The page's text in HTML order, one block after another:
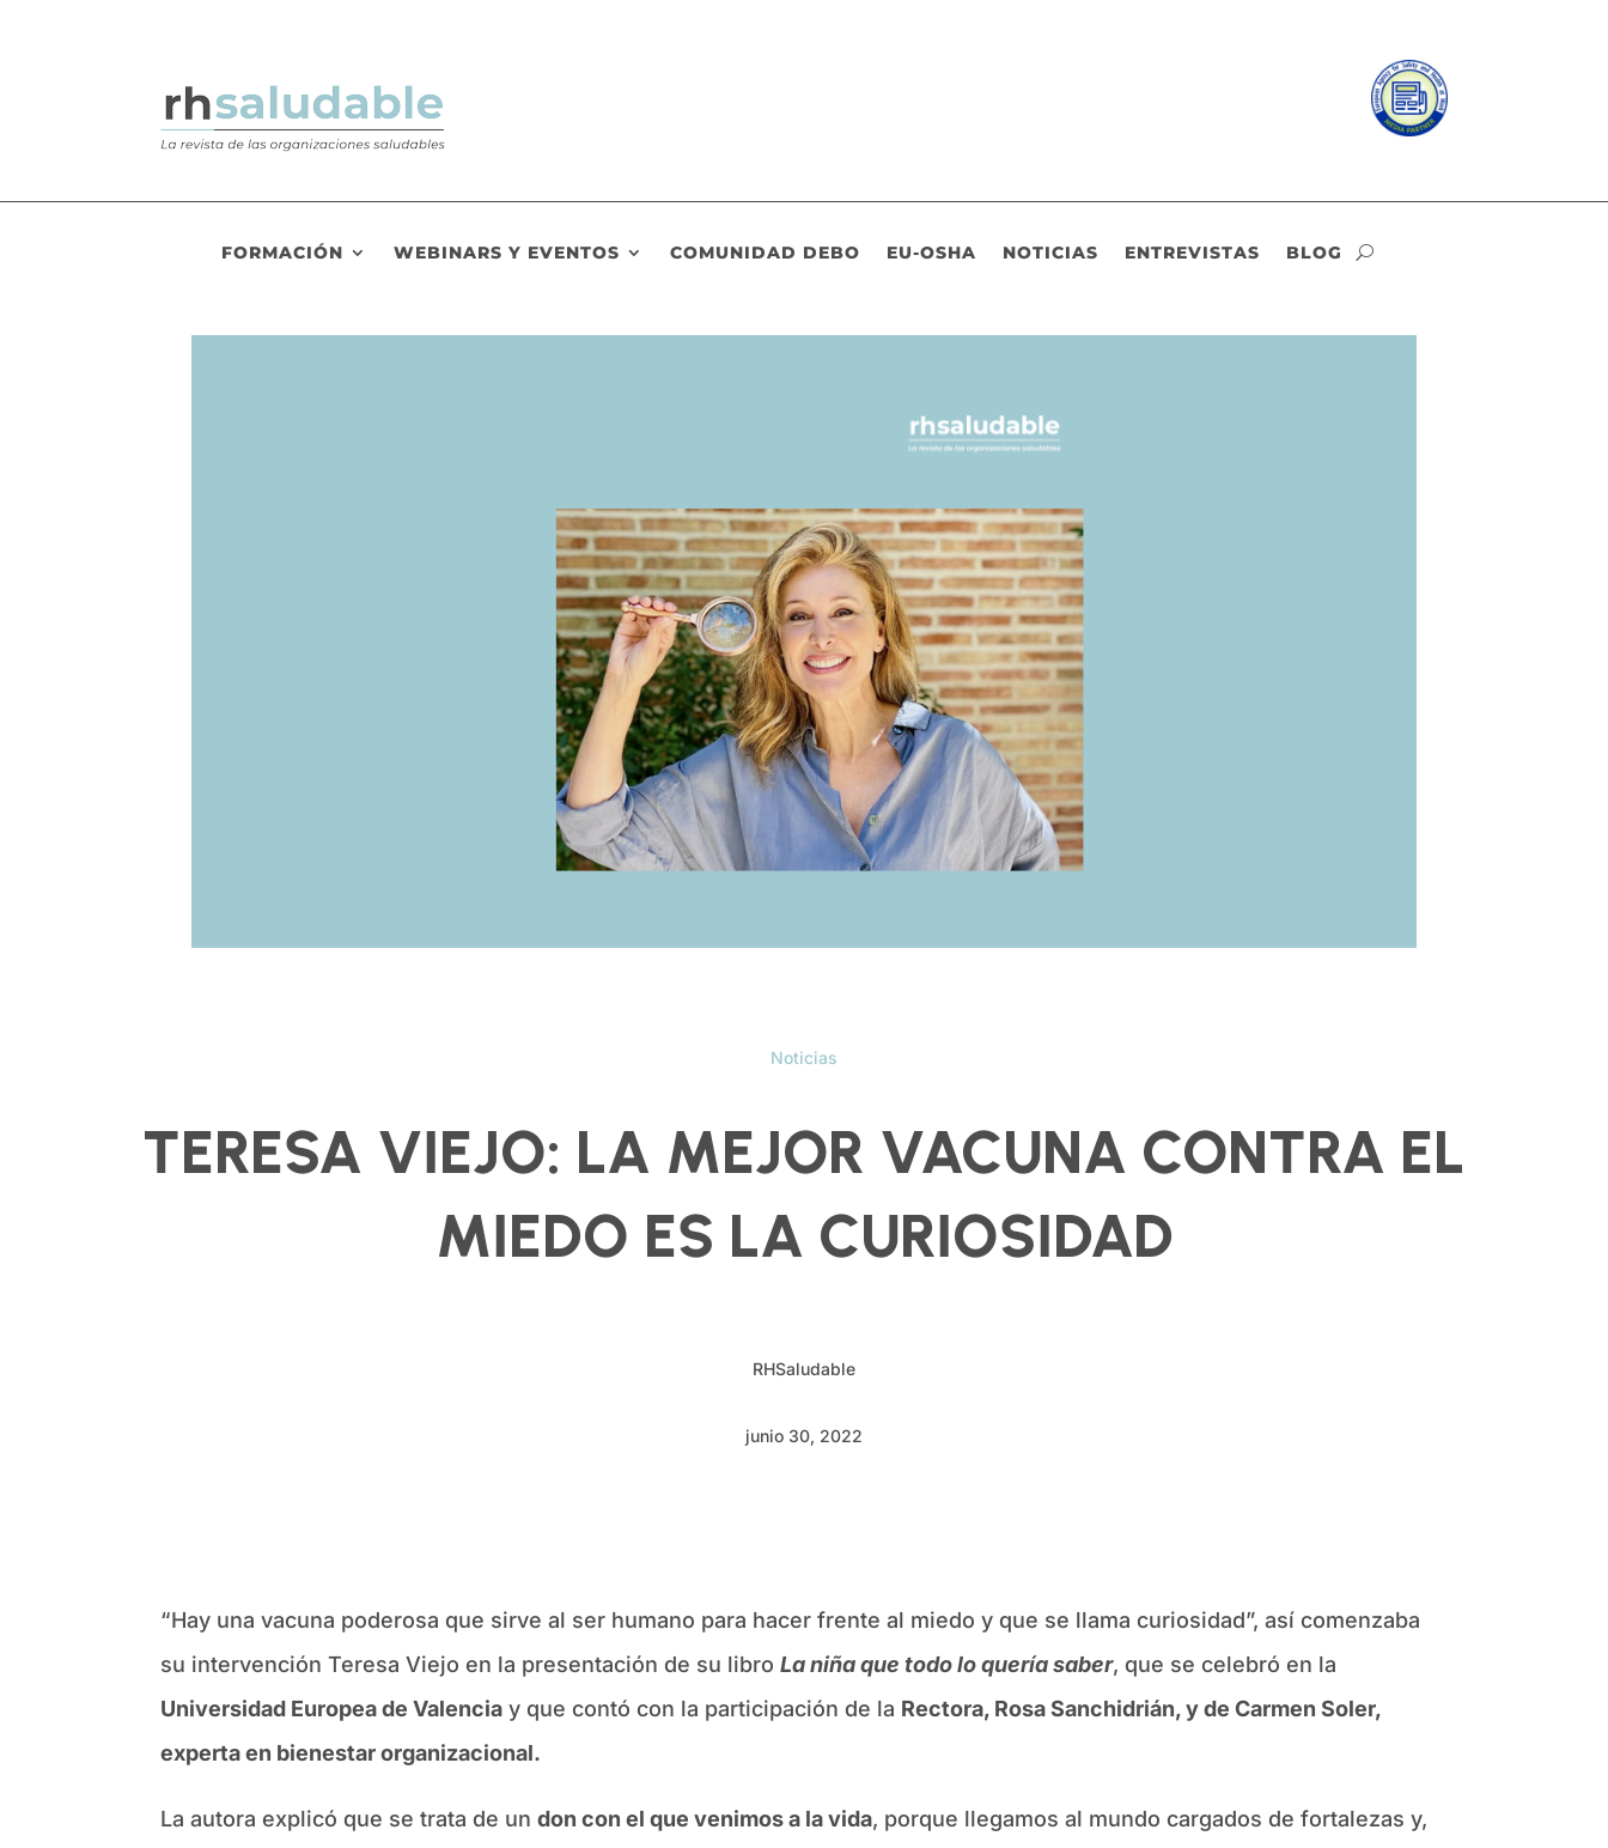
FORMACIÓN WEBINARS Y EVENTOS COMUNIDAD DEBO EU-OSHA NOTICIAS ENTREVISTAS BLOG
Noticias
TERESA VIEJO: LA MEJOR VACUNA CONTRA EL
MIEDO ES LA CURIOSIDAD
RHSaludable
junio 30, 2022
“Hay una vacuna poderosa que sirve al ser humano para hacer frente al miedo y que se llama curiosidad”, así comenzaba
su intervención Teresa Viejo en la presentación de su libroLa niña que todo lo quería saber, que se celebró en la
Universidad Europea de Valencia y que contó con la participación de la Rectora, Rosa Sanchidrián, y de Carmen Soler,
experta en bienestar organizacional.
La autora explicó que se trata de undon con el que venimos a la vida, porque llegamos al mundo cargados de fortalezas y,